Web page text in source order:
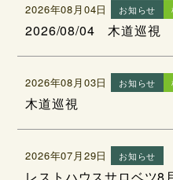
2026年08月04日 お知らせ
2026/08/04 木道巡視
2026年08月03日 お知らせ
木道巡視
2026年07月29日 お知らせ